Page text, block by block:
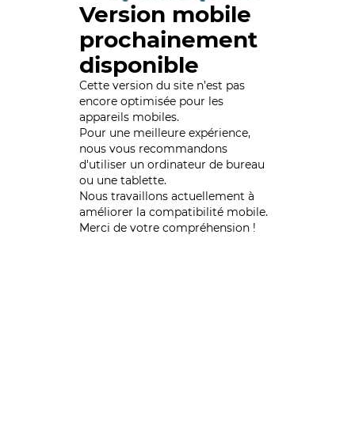
Version mobile
prochainement
disponible
Cette version du site n’est pas
encore optimisée pour les
appareils mobiles.
Pour une meilleure expérience,
nous vous recommandons
d'utiliser un ordinateur de bureau
ou une tablette.
Nous travaillons actuellement à
améliorer la compatibilité mobile.
Merci de votre compréhension !